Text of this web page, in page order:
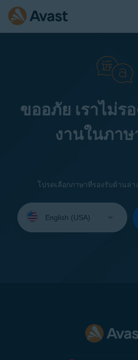
ขออภัย เราไม่ร
งานในภาษ
โปรดเลือกภาษาที่รองรับด้านล่า
your